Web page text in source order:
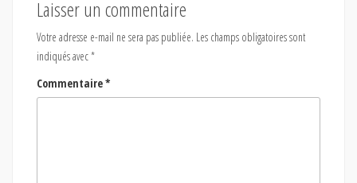
Laisser un commentaire
Votre adresse e-mail ne sera pas publiée. Les champs obligatoires sont
indiqués avec*
Commentaire*